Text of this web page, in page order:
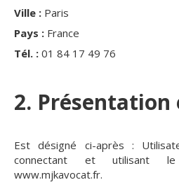
Ville : Paris
Pays : France
Tél. : 01 84 17 49 76
2.
Est désigné ci-après :
connectant et utilisant
www.mjkavocat.fr.